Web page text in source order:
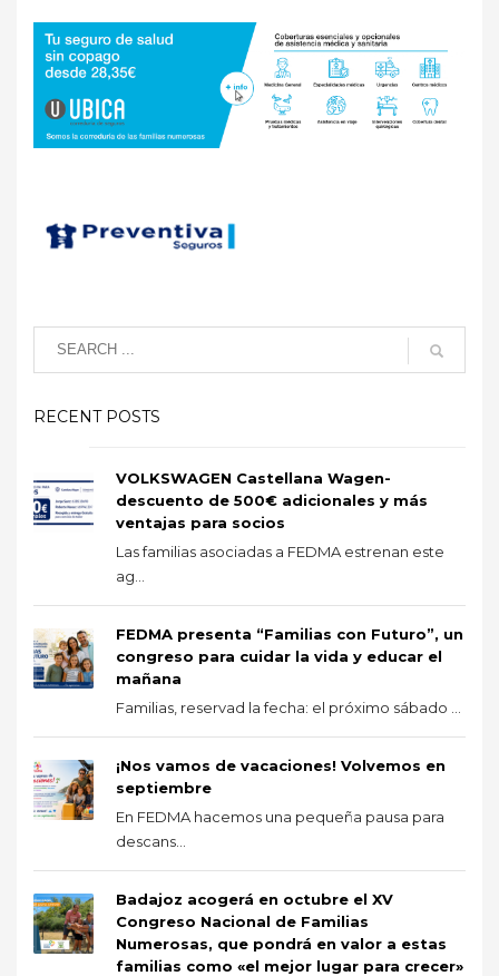
RECENT POSTS
VOLKSWAGEN Castellana Wagen-
descuento de 500€ adicionales y más
ventajas para socios
Las familias asociadas a FEDMA estrenan este
ag...
FEDMA presenta “Familias con Futuro”, un
congreso para cuidar la vida y educar el
mañana
Familias, reservad la fecha: el próximo sábado ...
¡Nos vamos de vacaciones! Volvemos en
septiembre
En FEDMA hacemos una pequeña pausa para
descans...
Badajoz acogerá en octubre el XV
Congreso Nacional de Familias
Numerosas, que pondrá en valor a estas
familias como «el mejor lugar para crecer»